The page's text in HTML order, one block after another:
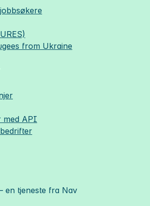
from Ukraine
med API
en tjeneste fra Nav